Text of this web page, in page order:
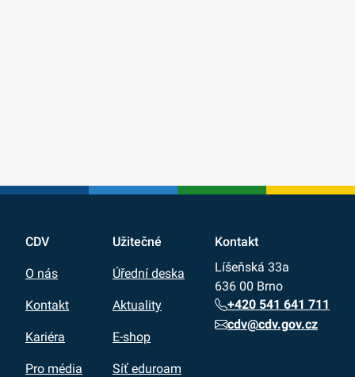
CDV
O nás
Kontakt
Kariéra
Pro média
Užitečné
Úřední deska
Aktuality
E-shop
Síť eduroam
Kontakt
Líšeňská 33a
636 00 Brno
+420 541 641 711
cdv@cdv.gov.cz